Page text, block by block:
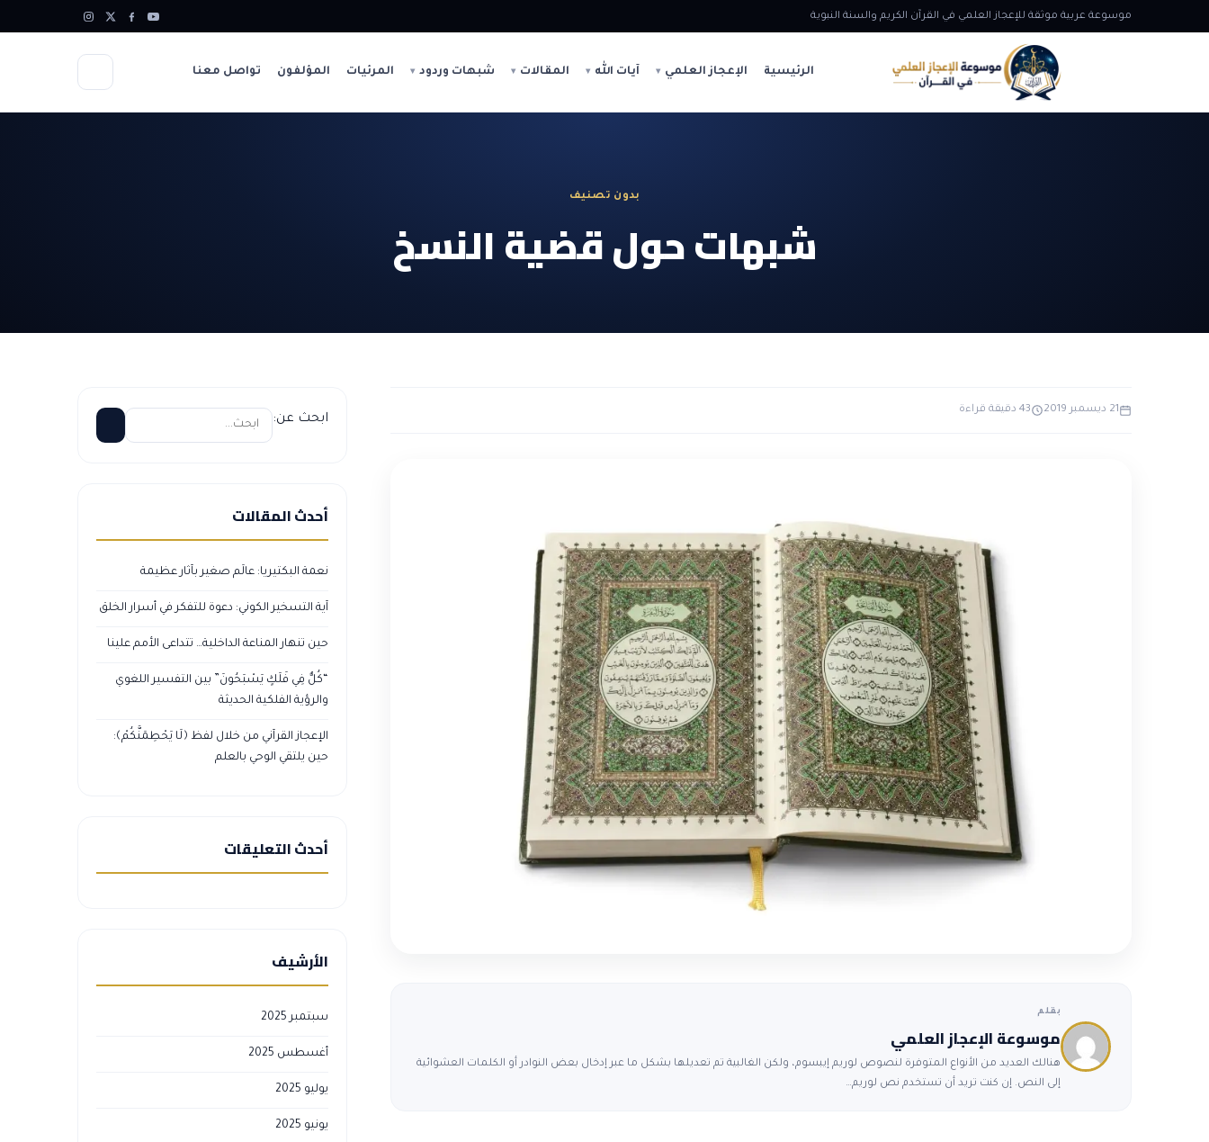
موسوعة عربية موثقة للإعجاز العلمي في القرآن الكريم والسنة النبوية
الرئيسية الإعجاز العلمي آيات الله المقالات شبهات وردود المرئيات المؤلفون تواصل معنا
بدون تصنيف
شبهات حول قضية النسخ
21 ديسمبر 2019 43 دقيقة قراءة
بقلم
موسوعة الإعجاز العلمي
هنالك العديد من الأنواع المتوفرة لنصوص لوريم إيبسوم، ولكن الغالبية تم تعديلها بشكل ما عبر إدخال بعض النوادر أو الكلمات العشوائية
إلى النص. إن كنت تريد أن تستخدم نص لوريم…
ابحث عن:
أحدث المقالات
نعمة البكتيريا: عالَم صغير بآثار عظيمة
آية التسخير الكوني: دعوة للتفكر في أسرار الخلق
حين تنهار المناعة الداخلية… تتداعى الأمم علينا
“كُلٌّ فِي فَلَكٍ يَسْبَحُونَ” بين التفسير اللغوي
والرؤية الفلكية الحديثة
الإعجاز القرآني من خلال لفظ ﴿لَا يَحْطِمَنَّكُمْ﴾:
حين يلتقي الوحي بالعلم
أحدث التعليقات
الأرشيف
سبتمبر 2025
أغسطس 2025
يوليو 2025
يونيو 2025